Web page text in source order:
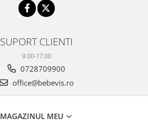
SUPORT CLIENTI
9.00-17.00
0728709900
office@bebevis.ro
MAGAZINUL MEU